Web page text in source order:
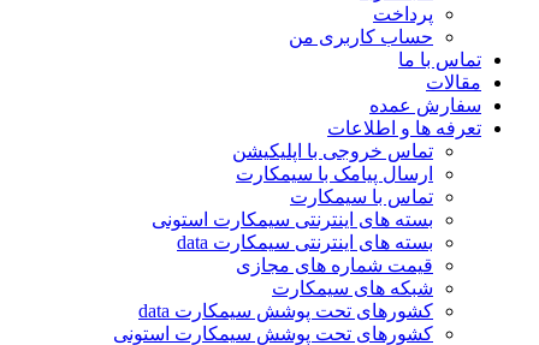
پرداخت
حساب کاربری من
تماس با ما
مقالات
سفارش عمده
تعرفه ها و اطلاعات
تماس خروجی با اپلیکیشن
ارسال پیامک با سیمکارت
تماس با سیمکارت
بسته های اینترنتی سیمکارت استونی
بسته های اینترنتی سیمکارت data
قیمت شماره های مجازی
شبکه های سیمکارت
کشورهای تحت پوشش سیمکارت data
کشورهای تحت پوشش سیمکارت استونی